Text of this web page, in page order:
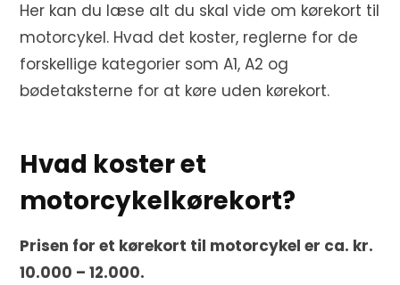
Her kan du læse alt du skal vide om kørekort til
motorcykel. Hvad det koster, reglerne for de
forskellige kategorier som A1, A2 og
bødetaksterne for at køre uden kørekort.
Hvad koster et
motorcykelkørekort?
Prisen for et kørekort til motorcykel er ca. kr.
10.000 – 12.000.